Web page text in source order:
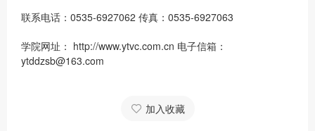
联系电话：0535-6927062 传真：0535-6927063
学院网址： http://www.ytvc.com.cn 电子信箱：
ytddzsb@163.com
加入收藏